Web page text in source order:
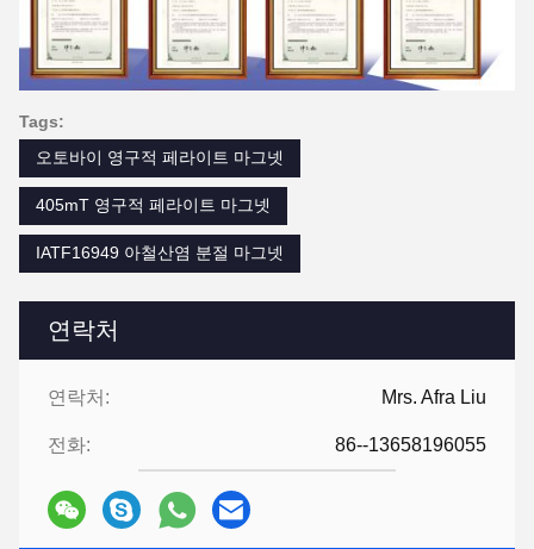
연락처
연락처: Mrs. Afra Liu
전화: 86--13658196055
Tags:
오토바이 영구적 페라이트 마그넷
405mT 영구적 페라이트 마그넷
IATF16949 아철산염 분절 마그넷